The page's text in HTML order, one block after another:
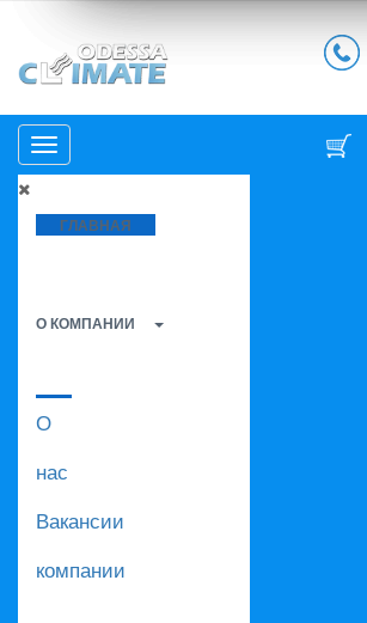
ГЛАВНАЯ
О КОМПАНИИ
О
нас
Вакансии
компании